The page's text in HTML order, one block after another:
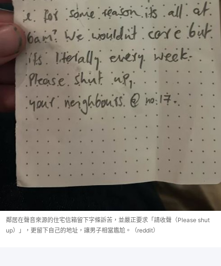
鄰居在聲音來源的住宅信箱留下字條訴苦，並嚴正要求「請收聲（Please shut
up）」，更留下自己的地址，讓男子相當尷尬。（reddit）